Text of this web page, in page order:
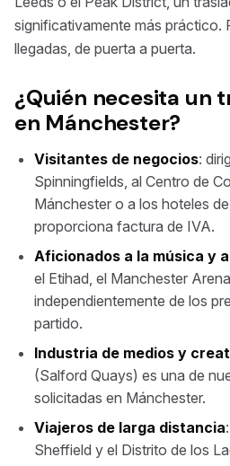
significativamente más práctico.
llegadas, de puerta a puerta.
¿Quién necesita un
en Mánchester?
Visitantes de negocios:
Spinningfields, al Centro de
Mánchester o a los hoteles
proporciona factura de IVA.
Aficionados a la música y
el Etihad, el Manchester
independientemente de los
partido.
Industria de medios y
(Salford Quays) es una de
solicitadas en Mánchester.
Viajeros de larga distancia
Sheffield y el Distrito de los